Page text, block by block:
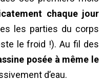
chaque jour
les parties du corps
le froid !). Au fil des
posée à même le
d’eau.